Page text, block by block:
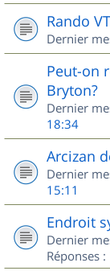
Rando
Dernier
Peut-on
Bryton?
Dernier
18:34
Arcizan
Dernier
15:11
Endroit
Dernier
Réponses :